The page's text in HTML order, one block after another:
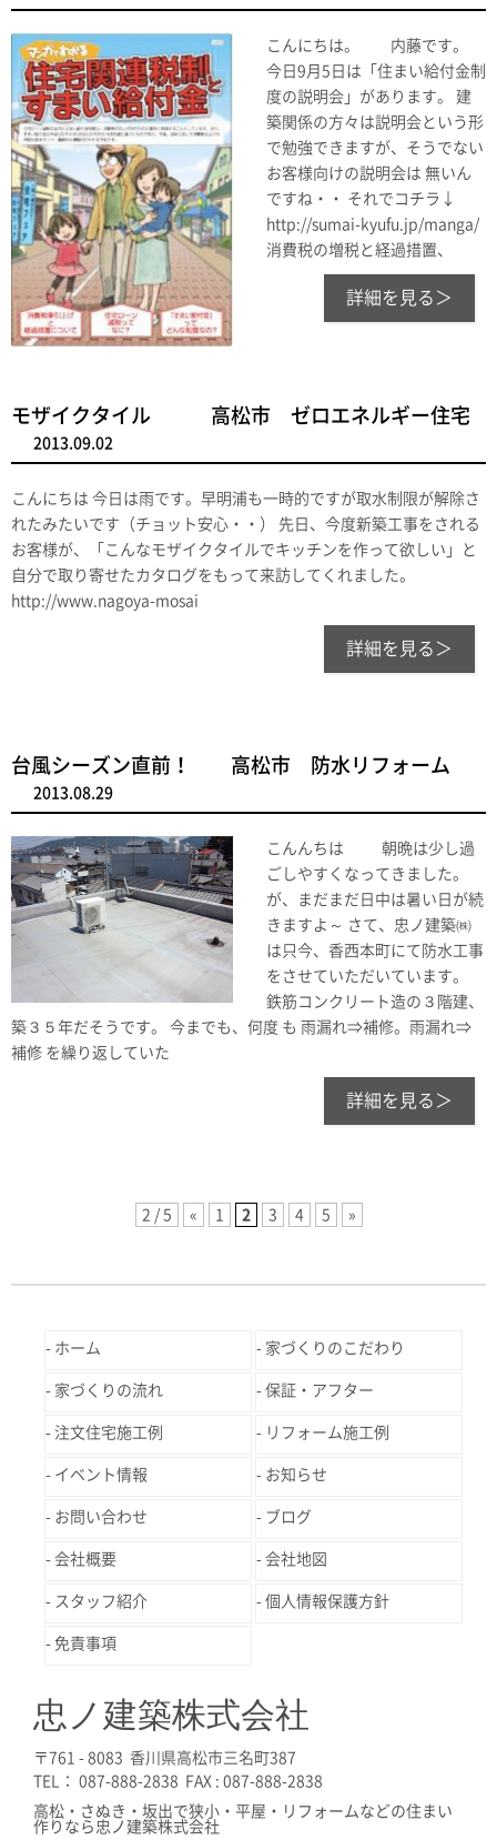
こんにちは。 内藤です。
今日9月5日は「住まい給付金制
度の説明会」があります。 建
築関係の方々は説明会という形
で勉強できますが、そうでない
お客様向けの説明会は 無いん
ですね・・ それでコチラ↓
http://sumai-kyufu.jp/manga/
消費税の増税と経過措置、
詳細を見る＞
モザイクタイル 高松市 ゼロエネルギー住宅
2013.09.02
こんにちは 今日は雨です。早明浦も一時的ですが取水制限が解除さ
れたみたいです（チョット安心・・） 先日、今度新築工事をされる
お客様が、「こんなモザイクタイルでキッチンを作って欲しい」と
自分で取り寄せたカタログをもって来訪してくれました。
http://www.nagoya-mosai
詳細を見る＞
台風シーズン直前！ 高松市 防水リフォーム
2013.08.29
こんんちは 朝晩は少し過
ごしやすくなってきました。
が、まだまだ日中は暑い日が続
きますよ～ さて、忠ノ建築㈱
は只今、香西本町にて防水工事
をさせていただいています。
鉄筋コンクリート造の３階建、
築３５年だそうです。 今までも、何度 も 雨漏れ⇒補修。雨漏れ⇒
補修 を繰り返していた
詳細を見る＞
2 / 5 « 1 2 3 4 5 »
ホーム 家づくりのこだわり
家づくりの流れ 保証・アフター
注文住宅施工例 リフォーム施工例
イベント情報 お知らせ
お問い合わせ ブログ
会社概要 会社地図
スタッフ紹介 個人情報保護方針
免責事項
忠ノ建築株式会社
〒761 - 8083 香川県高松市三名町387
TEL： 087-888-2838 FAX : 087-888-2838
高松・さぬき・坂出で狭小・平屋・リフォームなどの住まい
作りなら忠ノ建築株式会社